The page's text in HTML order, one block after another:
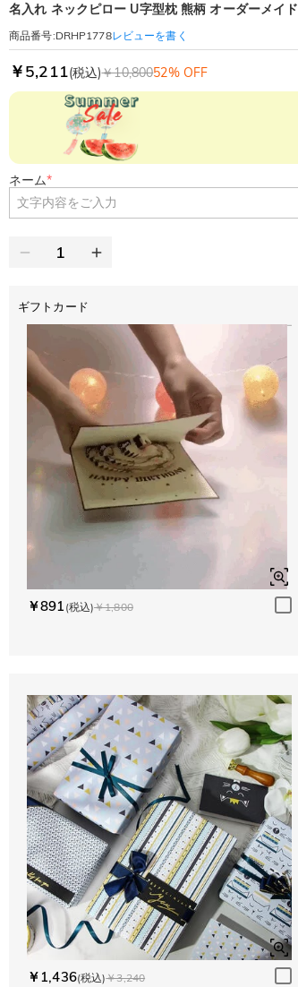
名入れ ネックピロー U字型枕 熊柄 オーダーメイド
商品番号:DRHP1778レビューを書く
￥5,211(税込)￥10,80052% OFF
ネーム*
ギフトカード
￥891 (税込)￥1,800
￥1,436(税込)￥3,240